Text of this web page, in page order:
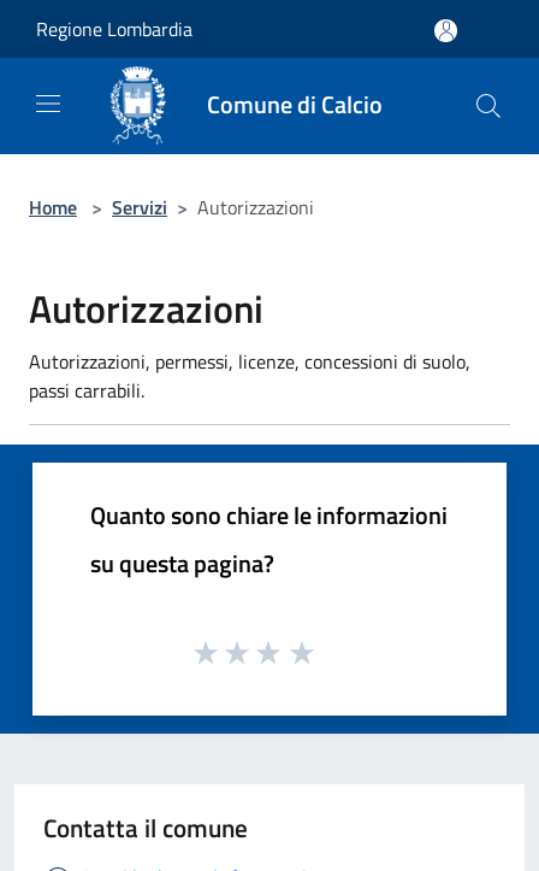
Regione Lombardia
Comune di Calcio
Home > Servizi > Autorizzazioni
Autorizzazioni
Autorizzazioni, permessi, licenze, concessioni di suolo,
passi carrabili.
Quanto sono chiare le informazioni
su questa pagina?
Contatta il comune